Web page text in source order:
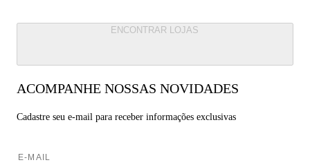
ENCONTRAR LOJAS
ACOMPANHE NOSSAS NOVIDADES
Cadastre seu e-mail para receber informações exclusivas